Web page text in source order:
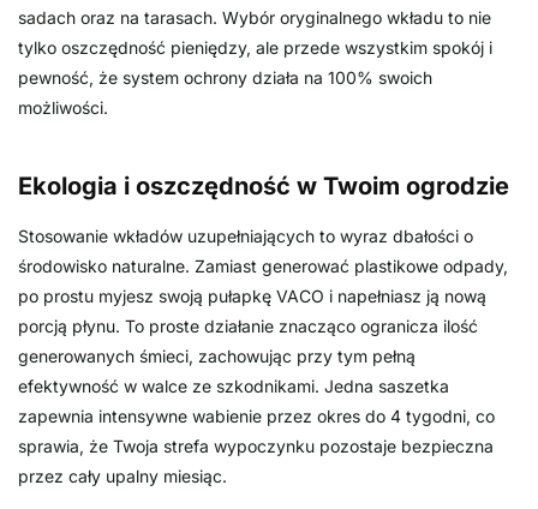
sadach oraz na tarasach. Wybór oryginalnego wkładu to nie
tylko oszczędność pieniędzy, ale przede wszystkim spokój i
pewność, że system ochrony działa na 100% swoich
możliwości.
Ekologia i oszczędność w Twoim ogrodzie
Stosowanie wkładów uzupełniających to wyraz dbałości o
środowisko naturalne. Zamiast generować plastikowe odpady,
po prostu myjesz swoją pułapkę VACO i napełniasz ją nową
porcją płynu. To proste działanie znacząco ogranicza ilość
generowanych śmieci, zachowując przy tym pełną
efektywność w walce ze szkodnikami. Jedna saszetka
zapewnia intensywne wabienie przez okres do 4 tygodni, co
sprawia, że Twoja strefa wypoczynku pozostaje bezpieczna
przez cały upalny miesiąc.